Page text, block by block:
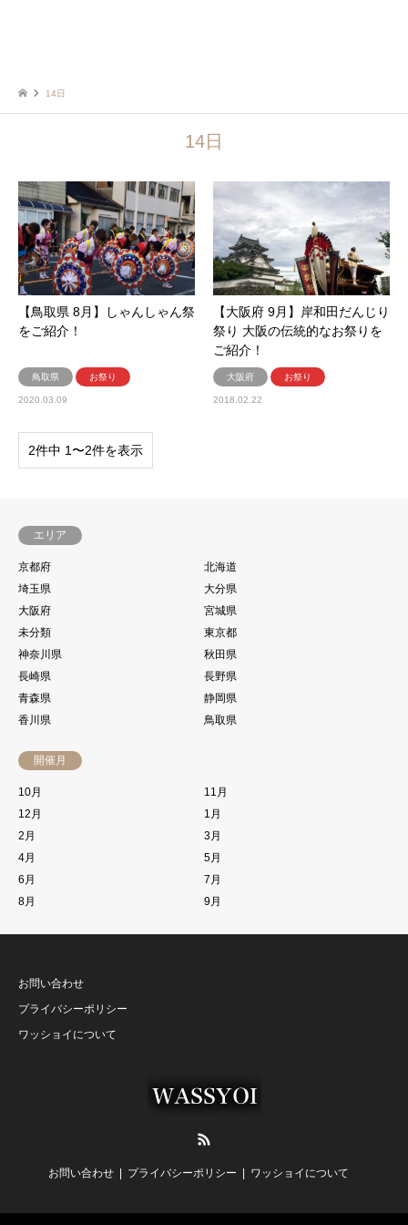
14日
14日
【鳥取県 8月】しゃんしゃん祭
をご紹介！
鳥取県 お祭り
2020.03.09
【大阪府 9月】岸和田だんじり
祭り 大阪の伝統的なお祭りを
ご紹介！
大阪府 お祭り
2018.02.22
2件中 1〜2件を表示
エリア
京都府
北海道
埼玉県
大分県
大阪府
宮城県
未分類
東京都
神奈川県
秋田県
長崎県
長野県
青森県
静岡県
香川県
鳥取県
開催月
10月
11月
12月
1月
2月
3月
4月
5月
6月
7月
8月
9月
お問い合わせ
プライバシーポリシー
ワッショイについて
お問い合わせ プライバシーポリシー ワッショイについて